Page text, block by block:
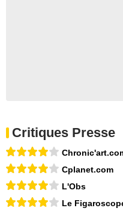
Critiques Presse
Cplanet.com
L'Obs
Le